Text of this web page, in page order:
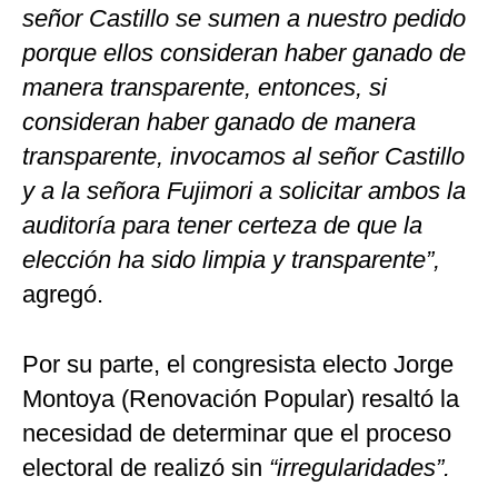
señor Castillo se sumen a nuestro pedido
porque ellos consideran haber ganado de
manera transparente, entonces, si
consideran haber ganado de manera
transparente, invocamos al señor Castillo
y a la señora Fujimori a solicitar ambos la
auditoría para tener certeza de que la
elección ha sido limpia y transparente”,
agregó.
Por su parte, el congresista electo Jorge
Montoya (Renovación Popular) resaltó la
necesidad de determinar que el proceso
electoral de realizó sin “irregularidades”.